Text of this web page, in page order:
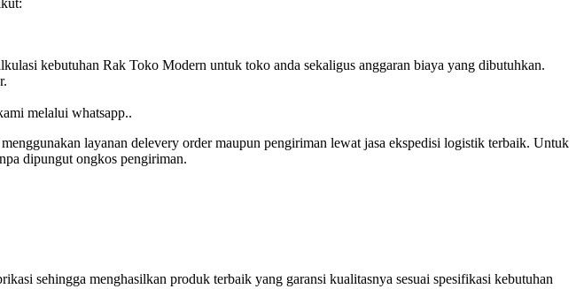
kebutuhan Rak Toko Modern untuk toko anda sekaligus anggaran biaya yang dibutuhkan.
melalui whatsapp..
layanan delevery order maupun pengiriman lewat jasa ekspedisi logistik terbaik. Untuk
dipungut ongkos pengiriman.
sehingga menghasilkan produk terbaik yang garansi kualitasnya sesuai spesifikasi kebutuhan